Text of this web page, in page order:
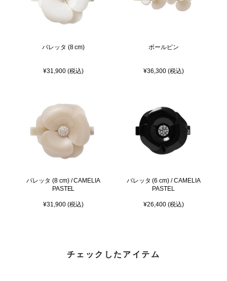
バレッタ (8 cm)
¥31,900 (税込)
ボールピン
¥36,300 (税込)
バレッタ (8 cm) / CAMELIA
PASTEL
¥31,900 (税込)
バレッタ (6 cm) / CAMELIA
PASTEL
¥26,400 (税込)
チェックしたアイテム